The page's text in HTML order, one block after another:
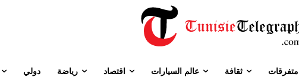
دولي رياضة اقتصاد عالم السيارات ثقافة متفرقات